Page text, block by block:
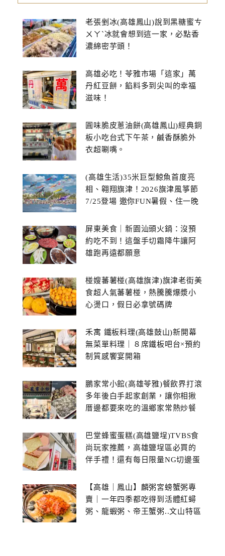
老張剉冰(高雄鳳山)說到黑糖蜜ㄘ
ㄨㄚˋ冰就會想到這一家，必點香
濃綿密芋頭！
高雄必吃！苓雅市場「這家」萬
丹紅豆餅，餡料多到尖叫的幸福
滋味！
圓味脆皮蔥油餅(高雄鳳山)經典銅
板小吃台式下午茶，鹹香酥脆外
衣超唰嘴。
(高雄生活)35米巨型鯨魚首度亮
相、翱翔旗津！2026旗津風箏節
7/25登場 邀你FUN暑假、住一晚
屏東美食｜新園汕頭火鍋：沒預
約吃不到！這盤手切霜降牛讓阿
雄跑再遠都願意
椪嫂蕃薯椪(高雄旗津)旗津老街美
食超人氣蕃薯椪，熱騰騰爆漿小
心燙口，假日必拿號碼牌
禾寓 鐵板料理(高雄鼓山)新開幕
無菜單料理｜８席鐵板吧台×預約
制質感饗宴開箱
鵬家常小館(高雄苓雅)餐飲界打滾
多年後白手起家創業，讓你相揪
厝邊都要來吃的溫鄉家常熱炒餐
巴堂蜂蜜蛋糕(高雄鹽埕)TVBS食
尚玩家推薦，高雄鹽埕區必買的
伴手禮！還有每日限量NG切邊蛋
【高雄｜鳳山】麟粥宮螃蟹粥專
賣｜一年四季都吃得到活體紅蟳
粥、龍蝦粥、帝王蟹粥..文山特區